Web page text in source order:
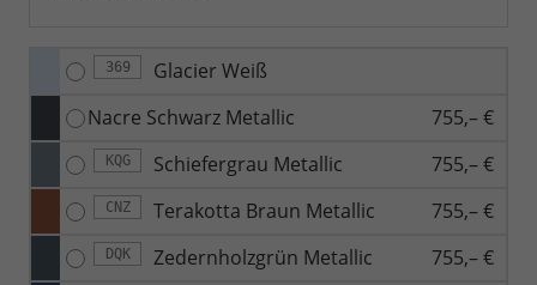
369
Glacier Weiß
Nacre Schwarz Metallic
755,– €
KQG Schiefergrau Metallic 755,– €
CNZ Terakotta Braun Metallic 755,– €
DQK Zedernholzgrün Metallic 755,– €